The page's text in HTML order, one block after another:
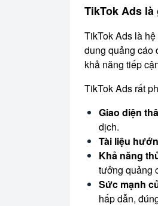
TikTok Ads
TikTok Ads là
dung quảng cáo
khả năng tiếp
TikTok Ads rất
Giao diện
dịch.
Tài liệu
Khả năng
tưởng quảng
Sức mạnh
hấp dẫn,